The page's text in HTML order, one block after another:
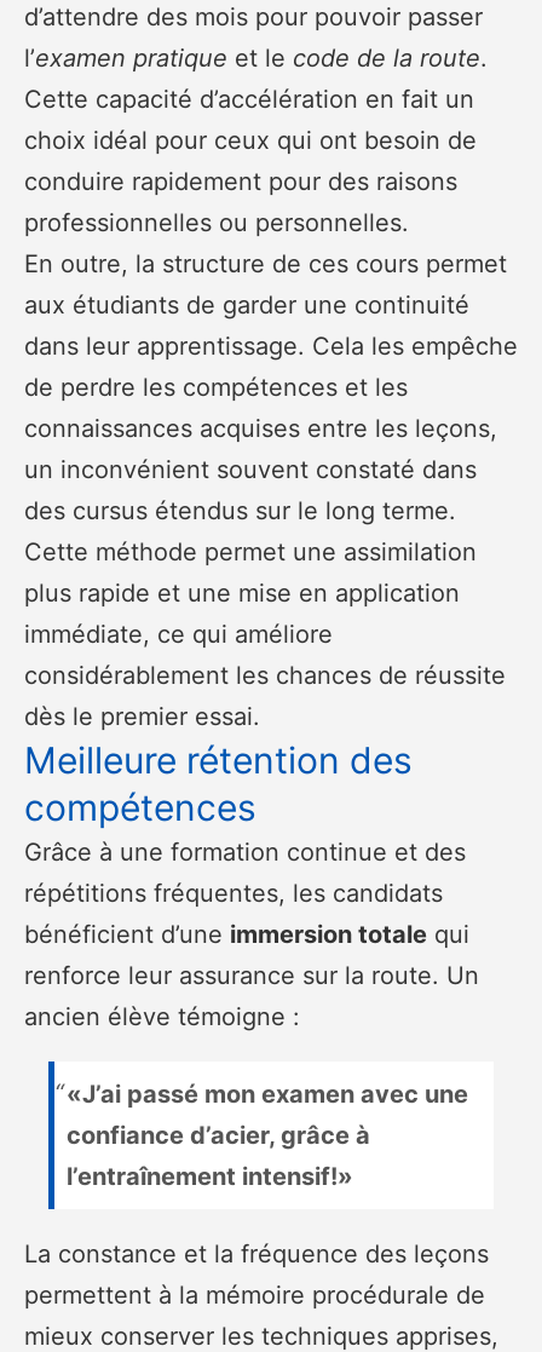
d’attendre des mois pour pouvoir passer
l’examen pratique et le code de la route.
Cette capacité d’accélération en fait un
choix idéal pour ceux qui ont besoin de
conduire rapidement pour des raisons
professionnelles ou personnelles.
En outre, la structure de ces cours permet
aux étudiants de garder une continuité
dans leur apprentissage. Cela les empêche
de perdre les compétences et les
connaissances acquises entre les leçons,
un inconvénient souvent constaté dans
des cursus étendus sur le long terme.
Cette méthode permet une assimilation
plus rapide et une mise en application
immédiate, ce qui améliore
considérablement les chances de réussite
dès le premier essai.
Meilleure rétention des
compétences
Grâce à une formation continue et des
répétitions fréquentes, les candidats
bénéficient d’une immersion totale qui
renforce leur assurance sur la route. Un
ancien élève témoigne :
«J’ai passé mon examen avec une
confiance d’acier, grâce à
l’entraînement intensif!»
La constance et la fréquence des leçons
permettent à la mémoire procédurale de
mieux conserver les techniques apprises,